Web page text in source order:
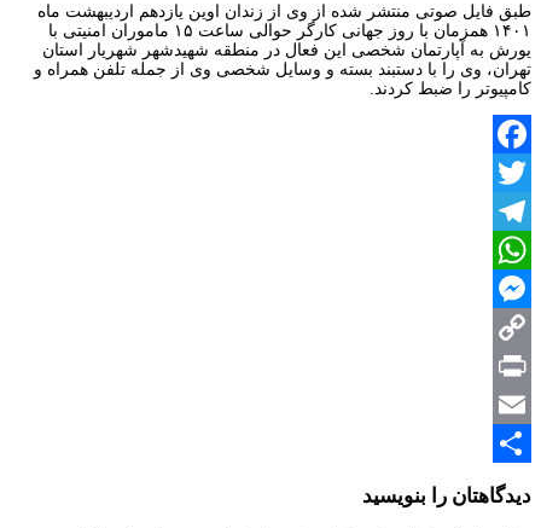
طبق فایل صوتی منتشر شده از وی از زندان اوین یازدهم اردیبهشت ماه
۱۴۰۱ همزمان با روز جهانی کارگر حوالی ساعت ۱۵ ماموران امنیتی با
یورش به آپارتمان شخصی این فعال در منطقه شهیدشهر شهریار استان
تهران، وی را با دستبند بسته و وسایل شخصی وی از جمله تلفن همراه و
کامپیوتر را ضبط کردند.
Facebook
Twitter
Telegram
WhatsApp
Messenger
Copy
Link
Print
Email
Share
دیدگاهتان را بنویسید